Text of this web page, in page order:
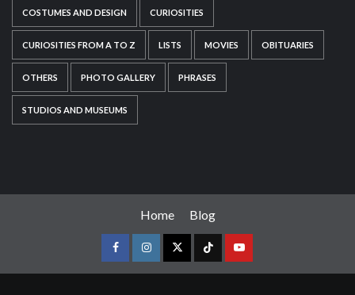
COSTUMES AND DESIGN CURIOSITIES
CURIOSITIES FROM A TO Z LISTS MOVIES OBITUARIES
OTHERS PHOTO GALLERY PHRASES
STUDIOS AND MUSEUMS
Home Blog